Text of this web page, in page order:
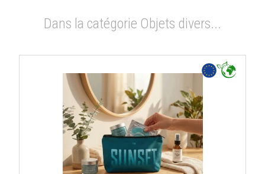
Dans la catégorie Objets divers...